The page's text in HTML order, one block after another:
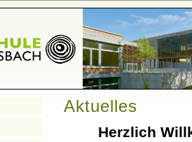
Aktuelles
Herzlich